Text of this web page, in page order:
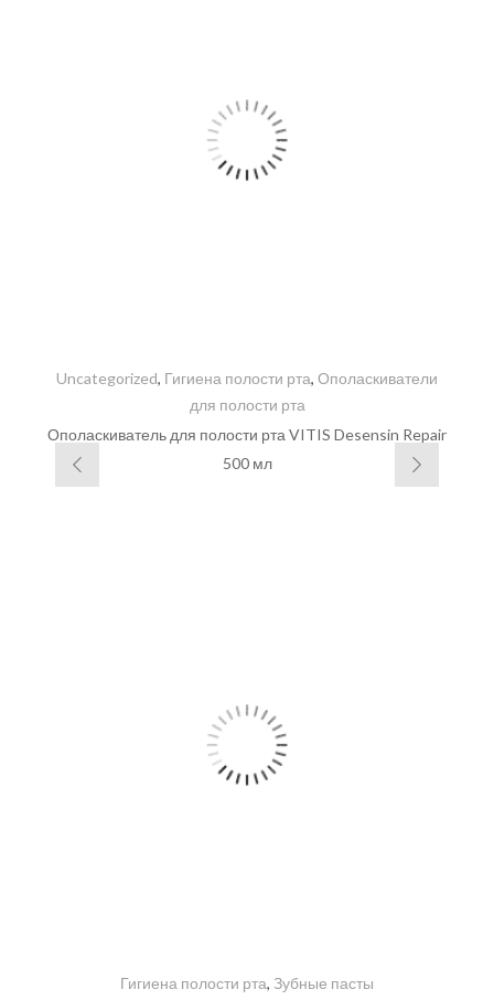
Uncategorized, Гигиена полости рта, Ополаскиватели
для полости рта
Ополаскиватель для полости рта VITIS Desensin Repair
500 мл
Гигиена полости рта, Зубные пасты